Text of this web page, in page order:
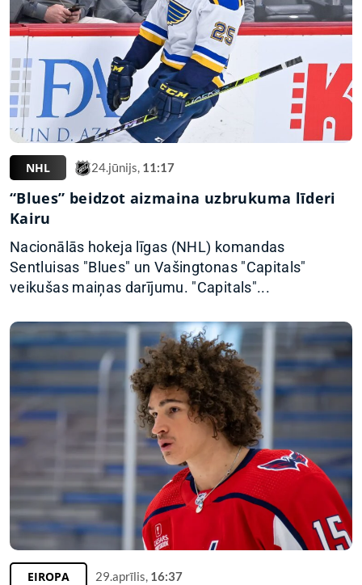
NHL 24.jūnijs, 11:17
“Blues” beidzot aizmaina uzbrukuma līderi
Kairu
Nacionālās hokeja līgas (NHL) komandas
Sentluisas "Blues" un Vašingtonas "Capitals"
veikušas maiņas darījumu. "Capitals"...
EIROPA 29.aprīlis, 16:37